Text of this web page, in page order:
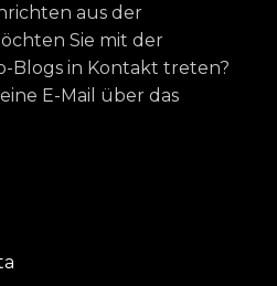
aus der
Sie mit der
Blogs in Kontakt treten?
E-Mail über das